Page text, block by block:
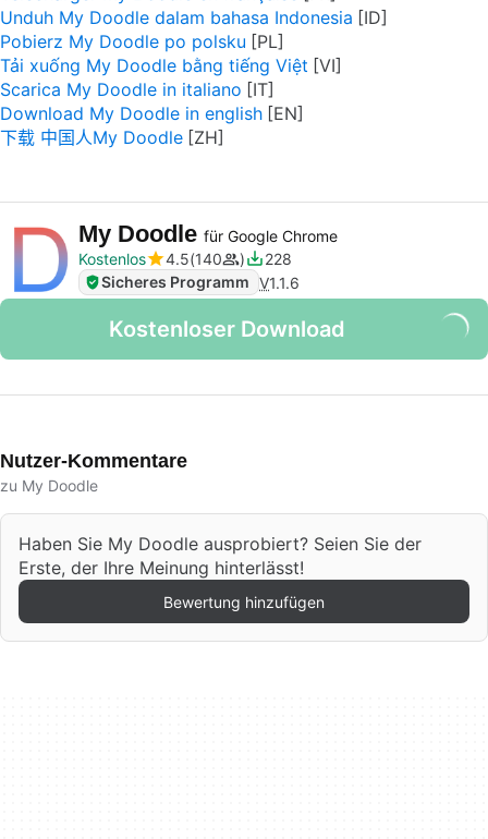
Unduh My Doodle dalam bahasa Indonesia
Pobierz My Doodle po polsku
Tải xuống My Doodle bằng tiếng Việt
Scarica My Doodle in italiano
Download My Doodle in english
下载 中国人My Doodle
My Doodle für Google Chrome
Kostenlos
4.5 140
228
Sicheres Programm V1.1.6
Kostenloser Download
Nutzer-Kommentare
zu My Doodle
Haben Sie My Doodle ausprobiert? Seien Sie der
Erste, der Ihre Meinung hinterlässt!
Bewertung hinzufügen